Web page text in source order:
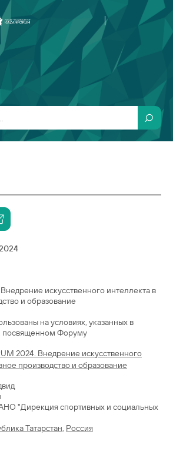
искусственного интеллекта в
и образование
на условиях, указанных в
посвященном Форуму
2024. Внедрение искусственного
производство и образование
"Дирекция спортивных и социальных
Татарстан, Россия